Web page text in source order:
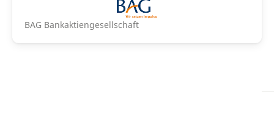
BAG Bankaktiengesellschaft